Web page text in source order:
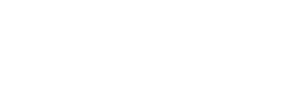
cosmétique bio, savon
eczéma, psoriasis, acné,